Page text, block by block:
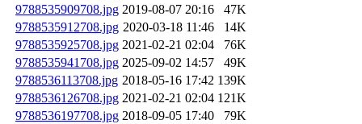
9788535909708.jpg 2019-08-07 20:16
47K
9788535912708.jpg 2020-03-18 11:46
14K
9788535925708.jpg 2021-02-21 02:04
76K
9788535941708.jpg 2025-09-02 14:57
49K
9788536113708.jpg 2018-05-16 17:42 139K
9788536126708.jpg 2021-02-21 02:04 121K
9788536197708.jpg 2018-09-05 17:40
79K